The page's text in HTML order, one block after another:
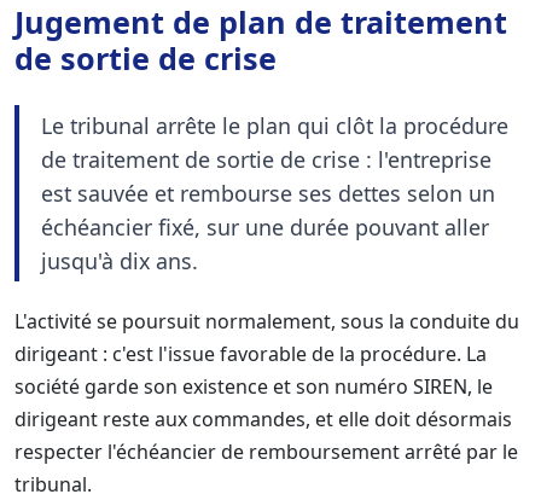
Jugement de plan de traitement
de sortie de crise
Le tribunal arrête le plan qui clôt la procédure
de traitement de sortie de crise : l'entreprise
est sauvée et rembourse ses dettes selon un
échéancier fixé, sur une durée pouvant aller
jusqu'à dix ans.
L'activité se poursuit normalement, sous la conduite du
dirigeant : c'est l'issue favorable de la procédure. La
société garde son existence et son numéro SIREN, le
dirigeant reste aux commandes, et elle doit désormais
respecter l'échéancier de remboursement arrêté par le
tribunal.